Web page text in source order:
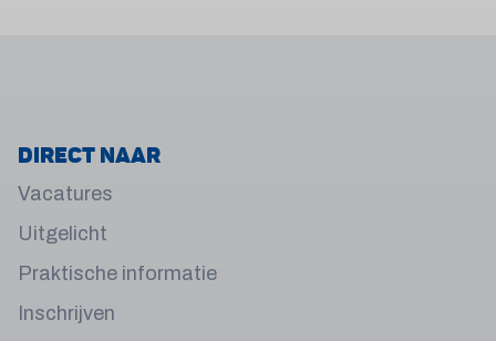
Direct naar
Vacatures
Uitgelicht
Praktische informatie
Inschrijven